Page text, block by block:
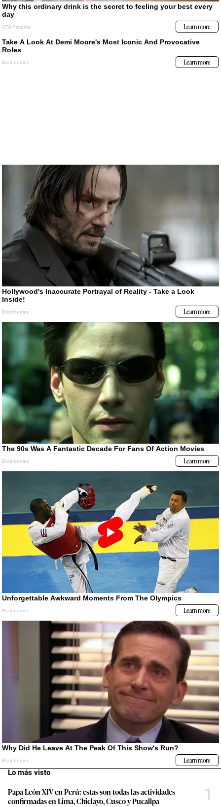
Lo más visto
Papa León XIV en Perú: estas son todas las actividades
confirmadas en Lima, Chiclayo, Cusco y Pucallpa
1